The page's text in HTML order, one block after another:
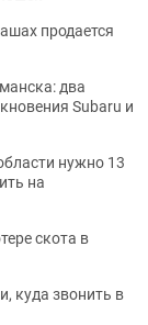
продается
два
Subaru и
нужно 13
на
скота в
куда звонить в